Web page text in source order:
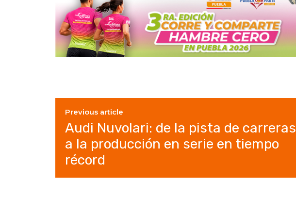
Previous article
Audi Nuvolari: de la pista de carreras
a la producción en serie en tiempo
récord